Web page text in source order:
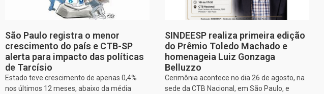
São Paulo registra o menor
crescimento do país e CTB-SP
alerta para impacto das políticas
de Tarcísio
Estado teve crescimento de apenas 0,4%
nos últimos 12 meses, abaixo da média
SINDEESP realiza primeira edição
do Prêmio Toledo Machado e
homenageia Luiz Gonzaga
Belluzzo
Cerimônia acontece no dia 26 de agosto, na
sede da CTB Nacional, em São Paulo, e